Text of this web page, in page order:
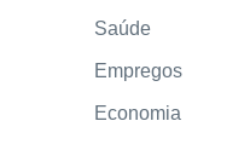
Saúde
Empregos
Economia